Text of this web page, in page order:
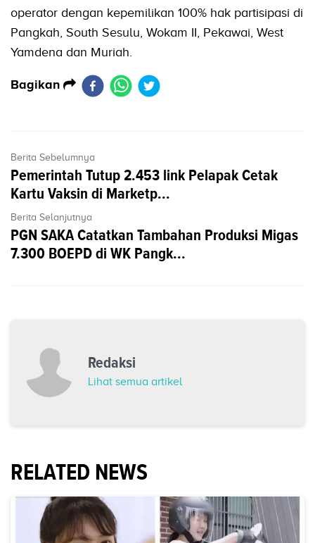
operator dengan kepemilikan 100% hak partisipasi di
Pangkah, South Sesulu, Wokam II, Pekawai, West
Yamdena dan Muriah.
Bagikan
Berita Sebelumnya
Pemerintah Tutup 2.453 link Pelapak Cetak
Kartu Vaksin di Marketp...
Berita Selanjutnya
PGN SAKA Catatkan Tambahan Produksi Migas
7.300 BOEPD di WK Pangk...
Redaksi
Lihat semua artikel
RELATED NEWS